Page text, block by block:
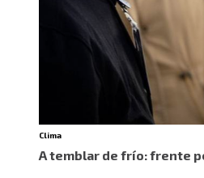
Clima
A temblar de frío: frente